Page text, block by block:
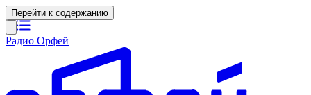
Перейти к содержанию
Радио Орфей